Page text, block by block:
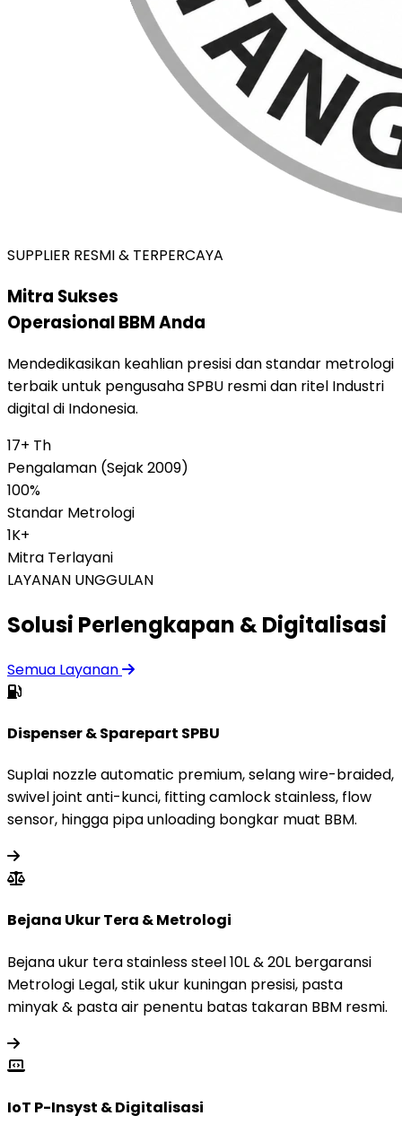
SUPPLIER RESMI & TERPERCAYA
Mitra Sukses
Operasional BBM Anda
Mendedikasikan keahlian presisi dan standar metrologi
terbaik untuk pengusaha SPBU resmi dan ritel Industri
digital di Indonesia.
17+ Th
Pengalaman (Sejak 2009)
100%
Standar Metrologi
1K+
Mitra Terlayani
LAYANAN UNGGULAN
Solusi Perlengkapan & Digitalisasi
Semua Layanan
Dispenser & Sparepart SPBU
Suplai nozzle automatic premium, selang wire-braided,
swivel joint anti-kunci, fitting camlock stainless, flow
sensor, hingga pipa unloading bongkar muat BBM.
Bejana Ukur Tera & Metrologi
Bejana ukur tera stainless steel 10L & 20L bergaransi
Metrologi Legal, stik ukur kuningan presisi, pasta
minyak & pasta air penentu batas takaran BBM resmi.
IoT P-Insyst & Digitalisasi